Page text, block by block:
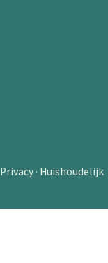
Privacy · Huishoudelijk